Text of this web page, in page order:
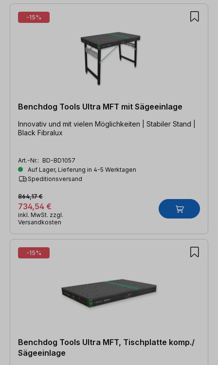
-15%
Benchdog Tools Ultra MFT mit Sägeeinlage
Innovativ und mit vielen Möglichkeiten | Stabiler Stand |
Black Fibralux
Art.-Nr.: BD-BD1057
Auf Lager, Lieferung in 4-5 Werktagen
Speditionsversand
734,54 €
864,17 €
inkl. MwSt. zzgl.
Versandkosten
-15%
Benchdog Tools Ultra MFT, Tischplatte komp./
Sägeeinlage